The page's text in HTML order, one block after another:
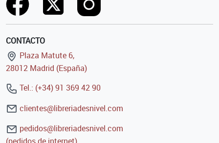
CONTACTO
Plaza Matute 6,
28012 Madrid (España)
Tel.: (+34) 91 369 42 90
clientes@libreriadesnivel.com
pedidos@libreriadesnivel.com